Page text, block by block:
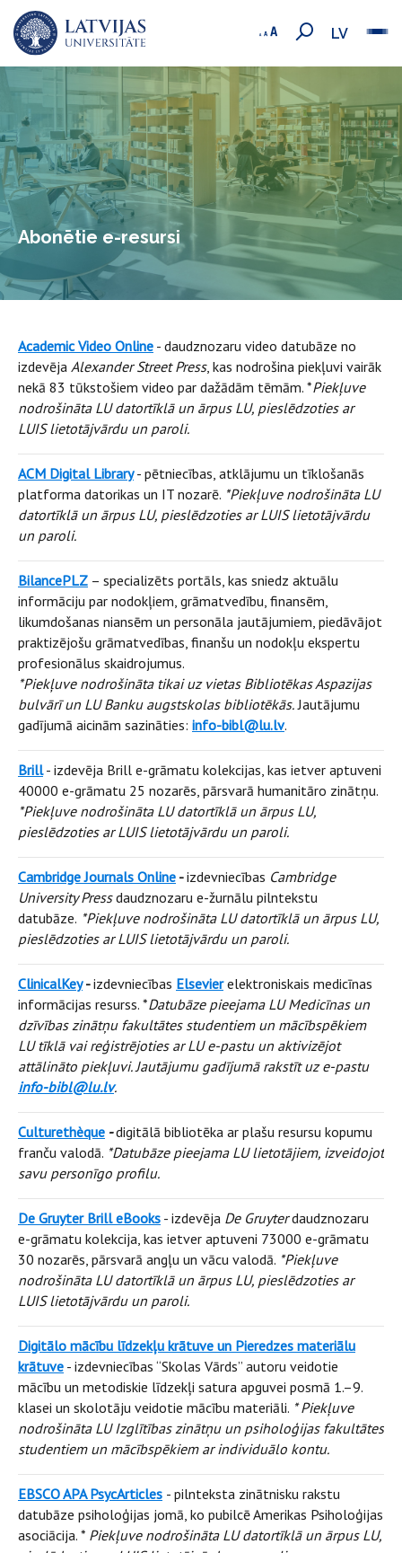
LV
Abonētie e-resursi
Academic Video Online - daudznozaru video datubāze no
izdevēja Alexander Street Press, kas nodrošina piekļuvi vairāk
nekā 83 tūkstošiem video par dažādām tēmām. *Piekļuve
nodrošināta LU datortīklā un ārpus LU, pieslēdzoties ar
LUIS lietotājvārdu un paroli.
ACM Digital Library- pētniecības, atklājumu un tīklošanās
platforma datorikas un IT nozarē. *Piekļuve nodrošināta LU
datortīklā un ārpus LU, pieslēdzoties ar LUIS lietotājvārdu
un paroli.
BilancePLZ – specializēts portāls, kas sniedz aktuālu
informāciju par nodokļiem, grāmatvedību, finansēm,
likumdošanas niansēm un personāla jautājumiem, piedāvājot
praktizējošu grāmatvedības, finanšu un nodokļu ekspertu
profesionālus skaidrojumus.
*Piekļuve nodrošināta tikai uz vietas Bibliotēkas Aspazijas
bulvārī un LU Banku augstskolas bibliotēkās.Jautājumu
gadījumā aicinām sazināties: info-bibl@lu.lv.
Brill- izdevēja Brill e-grāmatu kolekcijas, kas ietver aptuveni
40000 e-grāmatu 25 nozarēs, pārsvarā humanitāro zinātņu.
*Piekļuve nodrošināta LU datortīklā un ārpus LU,
pieslēdzoties ar LUIS lietotājvārdu un paroli.
Cambridge Journals Online -izdevniecības Cambridge
University Pressdaudznozaru e-žurnālu pilntekstu
datubāze. *Piekļuve nodrošināta LU datortīklā un ārpus LU,
pieslēdzoties ar LUIS lietotājvārdu un paroli.
ClinicalKey-izdevniecības Elsevierelektroniskais medicīnas
informācijas resurss. *Datubāze pieejama LU Medicīnas un
dzīvības zinātņu fakultātes studentiem un mācībspēkiem
LU tīklā vai reģistrējoties ar LU e-pastu un aktivizējot
attālināto piekļuvi. Jautājumu gadījumā rakstīt uz e-pastu
info-bibl@lu.lv.
Culturethèque -digitālā bibliotēka ar plašu resursu kopumu
franču valodā. *Datubāze pieejama LU lietotājiem, izveidojot
savu personīgo profilu.
De Gruyter Brill eBooks - izdevēja De Gruyterdaudznozaru
e-grāmatu kolekcija, kas ietver aptuveni 73000 e-grāmatu
30 nozarēs, pārsvarā angļu un vācu valodā. *Piekļuve
nodrošināta LU datortīklā un ārpus LU, pieslēdzoties ar
LUIS lietotājvārdu un paroli.
Digitālo mācību līdzekļu krātuve un Pieredzes materiālu
krātuve - izdevniecības “Skolas Vārds” autoru veidotie
mācību un metodiskie līdzekļi satura apguvei posmā 1.–9.
klasei un skolotāju veidotie mācību materiāli. * Piekļuve
nodrošināta LU Izglītības zinātņu un psiholoģijas fakultātes
studentiem un mācībspēkiem ar individuālo kontu.
EBSCO APA PsycArticles - pilnteksta zinātnisku rakstu
datubāze psiholoģijas jomā, ko pubilcē Amerikas Psiholoģijas
asociācija. * Piekļuve nodrošināta LU datortīklā un ārpus LU,